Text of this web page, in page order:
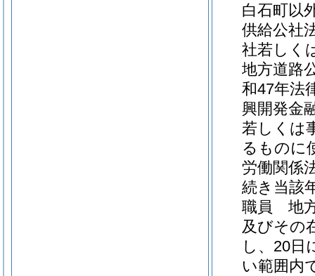
白石町以
供給公社
社若しく
地方道路
和47年法
興開発金
若しくは
るものに
労働関係
続き当該
職員 地方
及びその
し、20日
い範囲内